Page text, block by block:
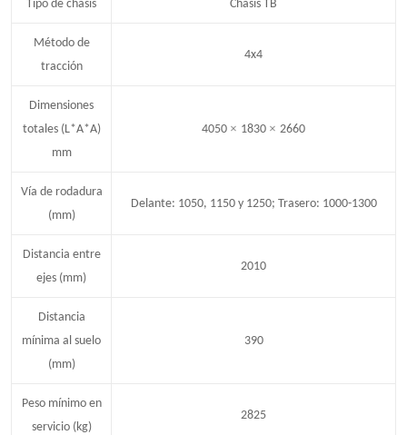
Tipo de chasis Chasis TB
Método de
tracción
4x4
Dimensiones
totales (L*A*A)
mm
4050 × 1830 × 2660
Vía de rodadura
(mm)
Delante: 1050, 1150 y 1250; Trasero: 1000-1300
Distancia entre
ejes (mm)
2010
Distancia
mínima al suelo
(mm)
390
Peso mínimo en
servicio (kg)
2825